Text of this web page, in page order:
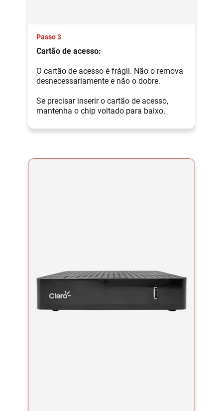
Passo 3
Cartão de acesso:
O cartão de acesso é frágil. Não o remova
desnecessariamente e não o dobre.
Se precisar inserir o cartão de acesso,
mantenha o chip voltado para baixo.